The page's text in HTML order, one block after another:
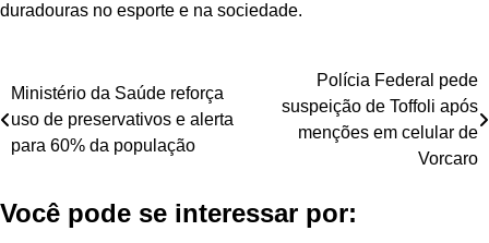
duradouras no esporte e na sociedade.
Navegação
de
Post
Ministério da Saúde reforça
uso de preservativos e alerta
para 60% da população
Polícia Federal pede
suspeição de Toffoli após
menções em celular de
Vorcaro
Você pode se interessar por: